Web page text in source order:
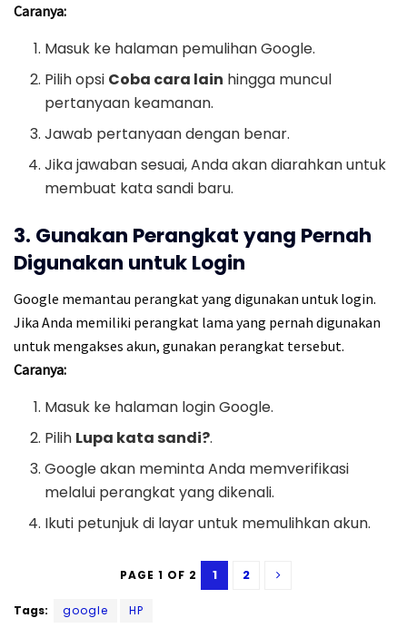
Caranya:
Masuk ke halaman pemulihan Google.
Pilih opsi Coba cara lain hingga muncul
pertanyaan keamanan.
Jawab pertanyaan dengan benar.
Jika jawaban sesuai, Anda akan diarahkan untuk
membuat kata sandi baru.
3. Gunakan Perangkat yang Pernah
Digunakan untuk Login
Google memantau perangkat yang digunakan untuk login.
Jika Anda memiliki perangkat lama yang pernah digunakan
untuk mengakses akun, gunakan perangkat tersebut.
Caranya:
Masuk ke halaman login Google.
Pilih Lupa kata sandi?.
Google akan meminta Anda memverifikasi
melalui perangkat yang dikenali.
Ikuti petunjuk di layar untuk memulihkan akun.
PAGE 1 OF 2 1 2
Tags: google HP